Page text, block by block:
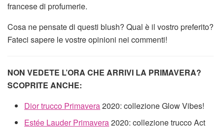
francese di profumerie.
Cosa ne pensate di questi blush? Qual è il vostro preferito?
Fateci sapere le vostre opinioni nei commenti!
NON VEDETE L’ORA CHE ARRIVI LA PRIMAVERA?
SCOPRITE ANCHE:
Dior trucco Primavera2020: collezione Glow Vibes!
Estée Lauder Primavera2020: collezione trucco Act